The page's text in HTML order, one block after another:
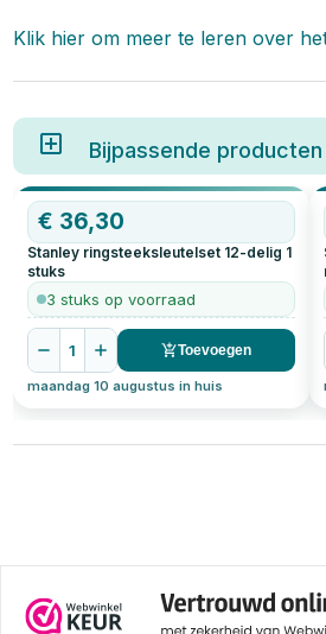
Klik hier om meer te leren over
Bijpassende producten
OP=OP
€ 36,30
Stanley ringsteeksleutelset 12-delig 1
stuks
3 stuks op voorraad
1 Toevoegen
maandag 10 augustus in huis